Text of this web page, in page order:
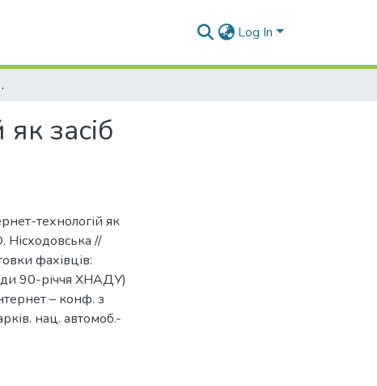
Log In
підготовки фахівців
засіб
технологій як
Нісходовська //
фахівців:
90-річчя ХНАДУ)
– конф. з
нац. автомоб.-